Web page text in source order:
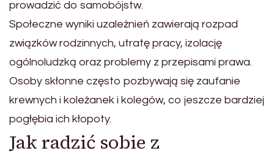
prowadzić do samobójstw.
Społeczne wyniki uzależnień zawierają rozpad
związków rodzinnych, utratę pracy, izolację
ogólnoludzką oraz problemy z przepisami prawa.
Osoby skłonne często pozbywają się zaufanie
krewnych i koleżanek i kolegów, co jeszcze bardziej
pogłębia ich kłopoty.
Jak radzić sobie z